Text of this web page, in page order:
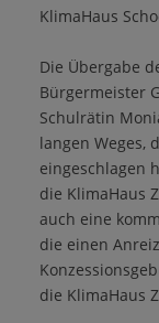
KlimaHaus
Die Übergabe
Bürgermeister
Schulrätin
langen Weges,
eingeschlagen
die KlimaHaus
auch eine
die einen
die KlimaHaus